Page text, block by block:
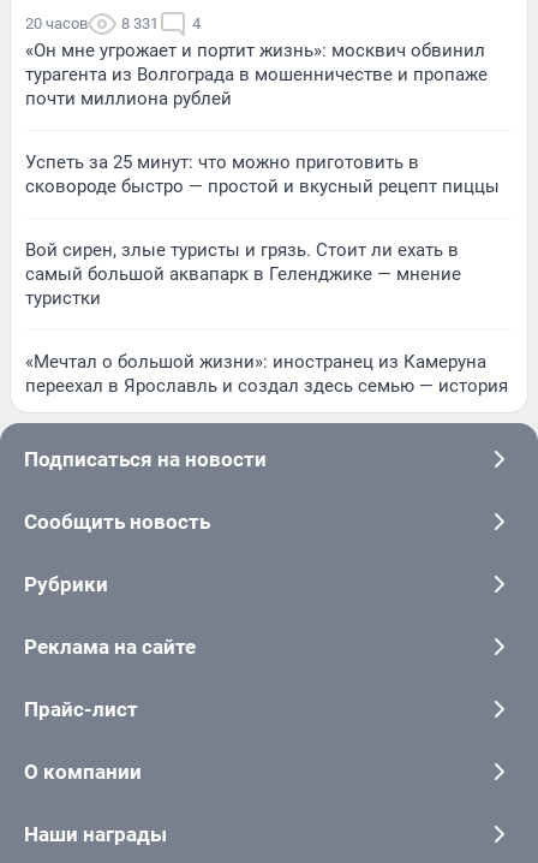
20 часов 8 331 4
«Он мне угрожает и портит жизнь»: москвич обвинил
турагента из Волгограда в мошенничестве и пропаже
почти миллиона рублей
Успеть за 25 минут: что можно приготовить в
сковороде быстро — простой и вкусный рецепт пиццы
Вой сирен, злые туристы и грязь. Стоит ли ехать в
самый большой аквапарк в Геленджике — мнение
туристки
«Мечтал о большой жизни»: иностранец из Камеруна
переехал в Ярославль и создал здесь семью — история
Подписаться на новости
Сообщить новость
Рубрики
Реклама на сайте
Прайс-лист
О компании
Наши награды